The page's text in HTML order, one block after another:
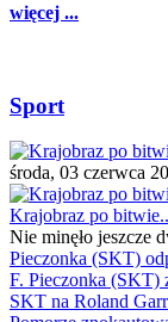
więcej ...
Sport
środa, 03 czerwca
Krajobraz po
Nie minęło jeszcze
Pieczonka (SKT)
F. Pieczonka (SKT)
SKT na Roland